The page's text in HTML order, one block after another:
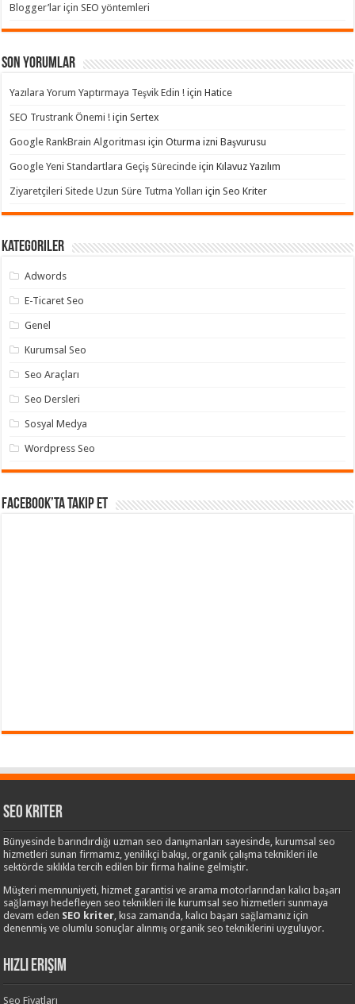
Blogger’lar için SEO yöntemleri
Son yorumlar
Yazılara Yorum Yaptırmaya Teşvik Edin ! içinHatice
SEO Trustrank Önemi ! içinSertex
Google RankBrain Algoritması içinOturma izni Başvurusu
Google Yeni Standartlara Geçiş Sürecinde içinKılavuz Yazılım
Ziyaretçileri Sitede Uzun Süre Tutma Yolları içinSeo Kriter
Kategoriler
Adwords
E-Ticaret Seo
Genel
Kurumsal Seo
Seo Araçları
Seo Dersleri
Sosyal Medya
Wordpress Seo
Facebook’ta takip et
Seo Kriter
Bünyesinde barındırdığı uzman seo danışmanları sayesinde, kurumsal seo
hizmetleri sunan firmamız, yenilikçi bakışı, organik çalışma teknikleri ile
sektörde sıklıkla tercih edilen bir firma haline gelmiştir.
Müşteri memnuniyeti, hizmet garantisi ve arama motorlarından kalıcı başarı
sağlamayı hedefleyen seo teknikleri ile kurumsal seo hizmetleri sunmaya
devam eden SEO kriter , kısa zamanda, kalıcı başarı sağlamanız için
denenmiş ve olumlu sonuçlar alınmış organik seo tekniklerini uyguluyor.
Hızlı Erişim
Seo Fiyatları